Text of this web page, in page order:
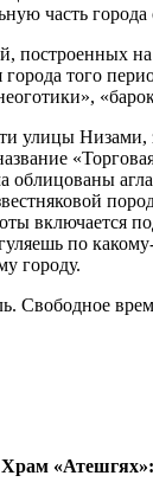
часть города
построенных
города того
улицы Низами,
облицованы
включается
по
городу.
Свободное
Храм «Атешгях»: